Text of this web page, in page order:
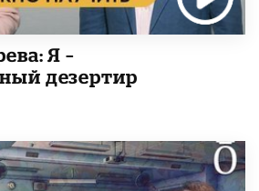
Я –
дезертир